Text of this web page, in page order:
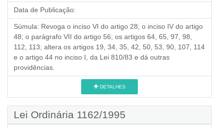
Data de Publicação:
Súmula: Revoga o inciso VI do artigo 28; o inciso IV do artigo
48; o parágrafo VII do artigo 56; os artigos 64, 65, 97, 98,
112, 113; altera os artigos 19, 34, 35, 42, 50, 53, 90, 107, 114
e o artigo 44 no inciso I, da Lei 810/83 e dá outras
providências.
DETALHES
Lei Ordinária 1162/1995